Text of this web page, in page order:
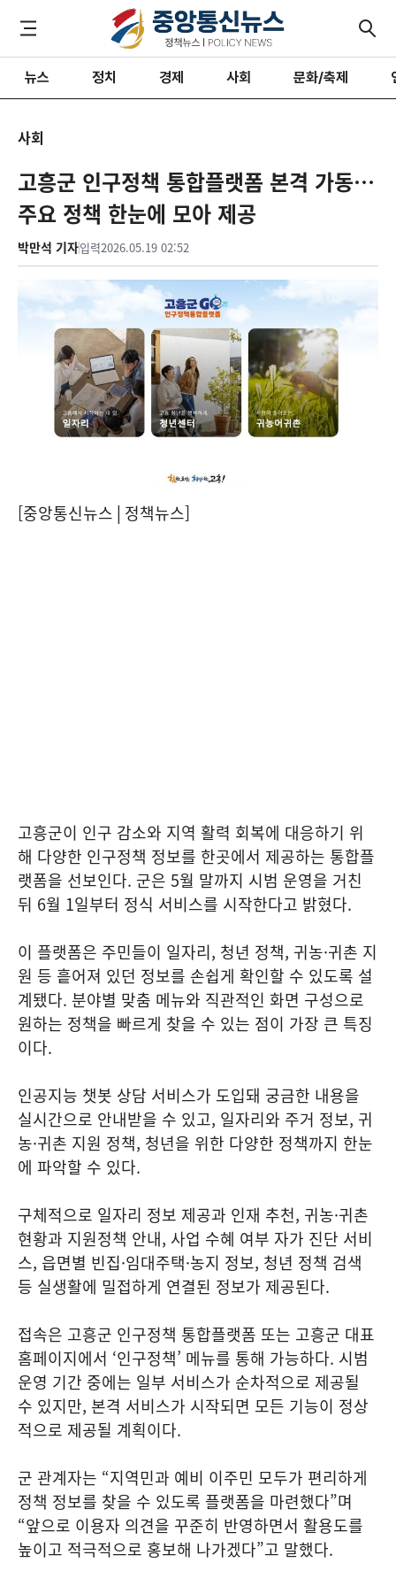
뉴스 정치 경제 사회 문화/축제
사회
고흥군 인구정책 통합플랫폼 본격 가동…
주요 정책 한눈에 모아 제공
박만석 기자입력2026.05.19 02:52
[중앙통신뉴스│정책뉴스]
고흥군이 인구 감소와 지역 활력 회복에 대응하기 위
해 다양한 인구정책 정보를 한곳에서 제공하는 통합플
랫폼을 선보인다. 군은 5월 말까지 시범 운영을 거친
뒤 6월 1일부터 정식 서비스를 시작한다고 밝혔다.
이 플랫폼은 주민들이 일자리, 청년 정책, 귀농·귀촌 지
원 등 흩어져 있던 정보를 손쉽게 확인할 수 있도록 설
계됐다. 분야별 맞춤 메뉴와 직관적인 화면 구성으로
원하는 정책을 빠르게 찾을 수 있는 점이 가장 큰 특징
이다.
인공지능 챗봇 상담 서비스가 도입돼 궁금한 내용을
실시간으로 안내받을 수 있고, 일자리와 주거 정보, 귀
농·귀촌 지원 정책, 청년을 위한 다양한 정책까지 한눈
에 파악할 수 있다.
구체적으로 일자리 정보 제공과 인재 추천, 귀농·귀촌
현황과 지원정책 안내, 사업 수혜 여부 자가 진단 서비
스, 읍면별 빈집·임대주택·농지 정보, 청년 정책 검색
등 실생활에 밀접하게 연결된 정보가 제공된다.
접속은 고흥군 인구정책 통합플랫폼 또는 고흥군 대표
홈페이지에서 ‘인구정책’ 메뉴를 통해 가능하다. 시범
운영 기간 중에는 일부 서비스가 순차적으로 제공될
수 있지만, 본격 서비스가 시작되면 모든 기능이 정상
적으로 제공될 계획이다.
군 관계자는 “지역민과 예비 이주민 모두가 편리하게
정책 정보를 찾을 수 있도록 플랫폼을 마련했다”며
“앞으로 이용자 의견을 꾸준히 반영하면서 활용도를
높이고 적극적으로 홍보해 나가겠다”고 말했다.